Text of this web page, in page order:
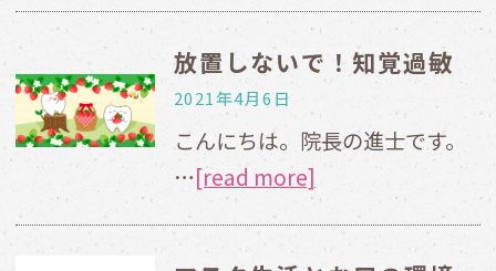
放置しないで！知覚過敏
2021年4月6日
こんにちは。院長の進士です。
…[read more]